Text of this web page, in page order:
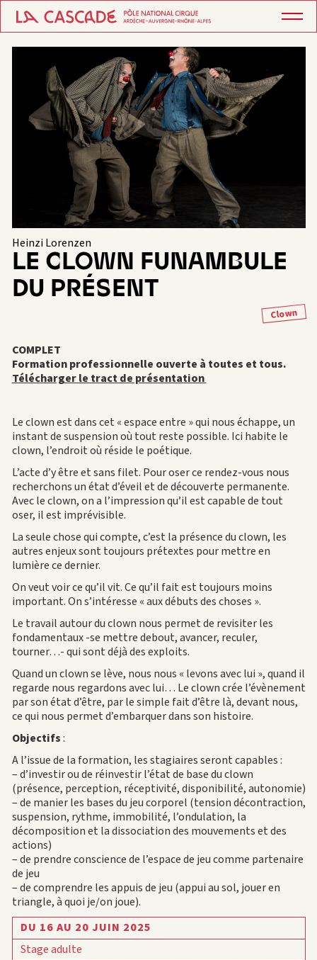
Heinzi Lorenzen
LE CLOWN FUNAMBULE
DU PRÉSENT
Clown
COMPLET
Formation professionnelle ouverte à toutes et tous.
Télécharger le tract de présentation
Le clown est dans cet « espace entre » qui nous échappe, un
instant de suspension où tout reste possible. Ici habite le
clown, l’endroit où réside le poétique.
L’acte d’y être et sans filet. Pour oser ce rendez-vous nous
recherchons un état d’éveil et de découverte permanente.
Avec le clown, on a l’impression qu’il est capable de tout
oser, il est imprévisible.
La seule chose qui compte, c’est la présence du clown, les
autres enjeux sont toujours prétextes pour mettre en
lumière ce dernier.
On veut voir ce qu’il vit. Ce qu’il fait est toujours moins
important. On s’intéresse « aux débuts des choses ».
Le travail autour du clown nous permet de revisiter les
fondamentaux -se mettre debout, avancer, reculer,
tourner…- qui sont déjà des exploits.
Quand un clown se lève, nous nous « levons avec lui », quand il
regarde nous regardons avec lui… Le clown crée l’évènement
par son état d’être, par le simple fait d’être là, devant nous,
ce qui nous permet d’embarquer dans son histoire.
Objectifs:
A l’issue de la formation, les stagiaires seront capables :
– d’investir ou de réinvestir l’état de base du clown
(présence, perception, réceptivité, disponibilité, autonomie)
– de manier les bases du jeu corporel (tension décontraction,
suspension, rythme, immobilité, l’ondulation, la
décomposition et la dissociation des mouvements et des
actions)
– de prendre conscience de l’espace de jeu comme partenaire
de jeu
– de comprendre les appuis de jeu (appui au sol, jouer en
triangle, à quoi je/on joue).
DU 16 AU 20 JUIN 2025
Stage adulte